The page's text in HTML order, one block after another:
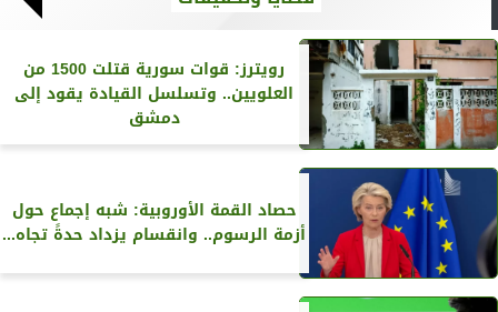
رويترز‏: قوات سورية قتلت 1500 من
العلويين.. وتسلسل القيادة يقود إلى
دمشق
حصاد القمة الأوروبية: شبه إجماع حول
أزمة الرسوم.. وانقسام يزداد حدةً تجاه...